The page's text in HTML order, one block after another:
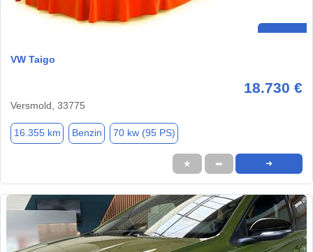
VW Taigo
18.730 €
Versmold, 33775
16.355 km Benzin 70 kw (95 PS)
★ ➦ ➜